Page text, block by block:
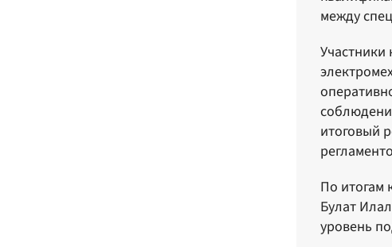
между
Участники
итоговый
По итогам
Булат
уровень